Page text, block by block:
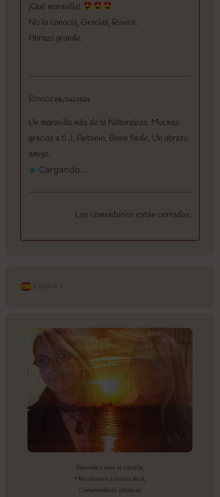
¡Qué maravilla!
No lo conocía, Gracias, Rovira.
Abrazo grande.
Rovica 08/06/2024
Un maravilla más de la Naturaleza. Muchas
gracias a ti J. Antonio. Buen finde. Un abrazo
amigo.
Cargando...
Los comentarios están cerrados.
Español ▼
Aprende a usar el corazón,
Mira siempre a través de el,
Comprenderás entonces